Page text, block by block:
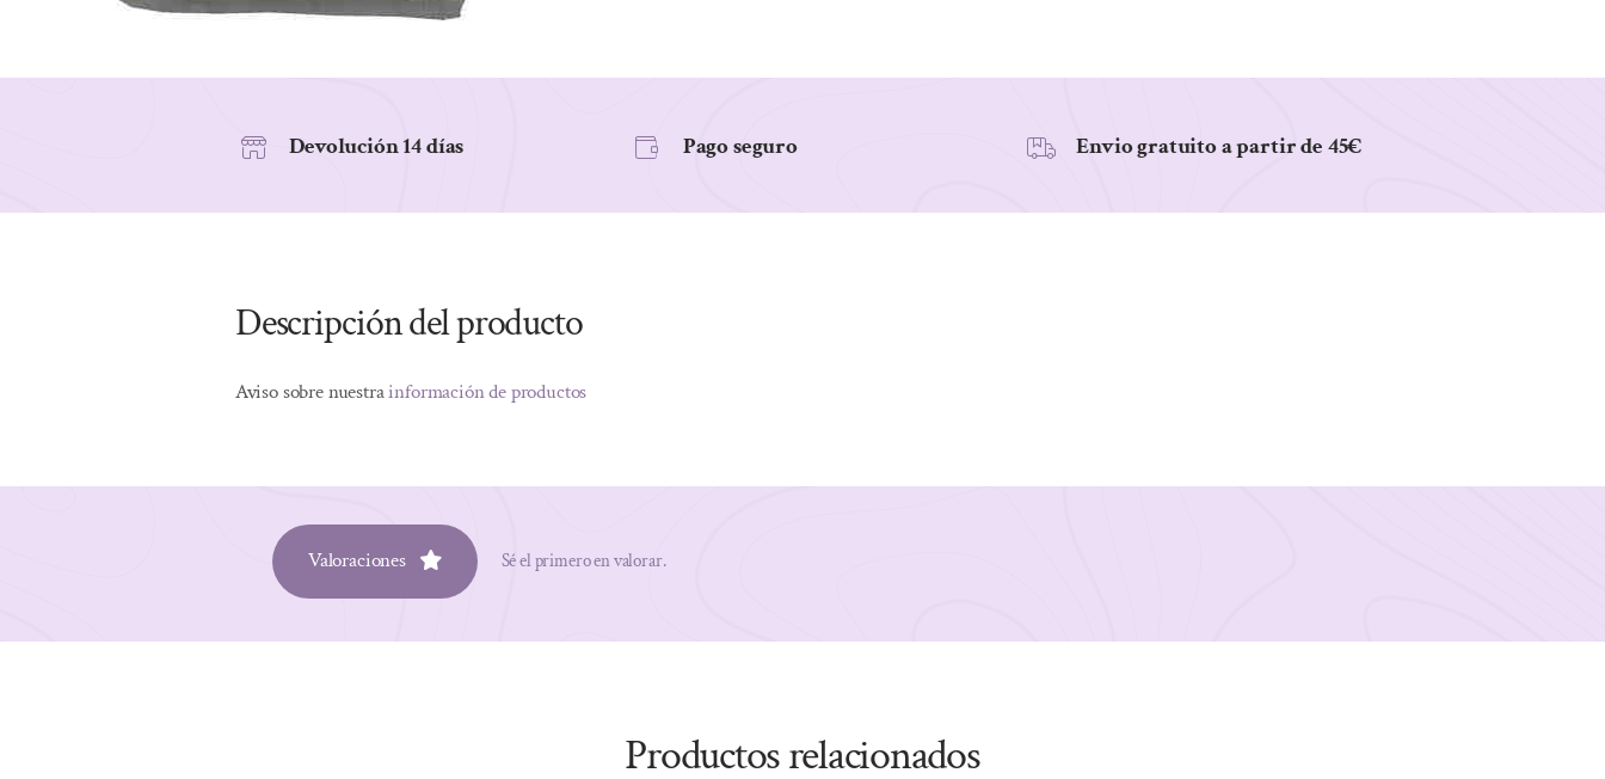
Devolución 14 días Pago seguro Envio gratuito a partir de 45€
Descripción del producto
Aviso sobre nuestrainformación de productos
Valoraciones Sé el primero en valorar.
Productos relacionados